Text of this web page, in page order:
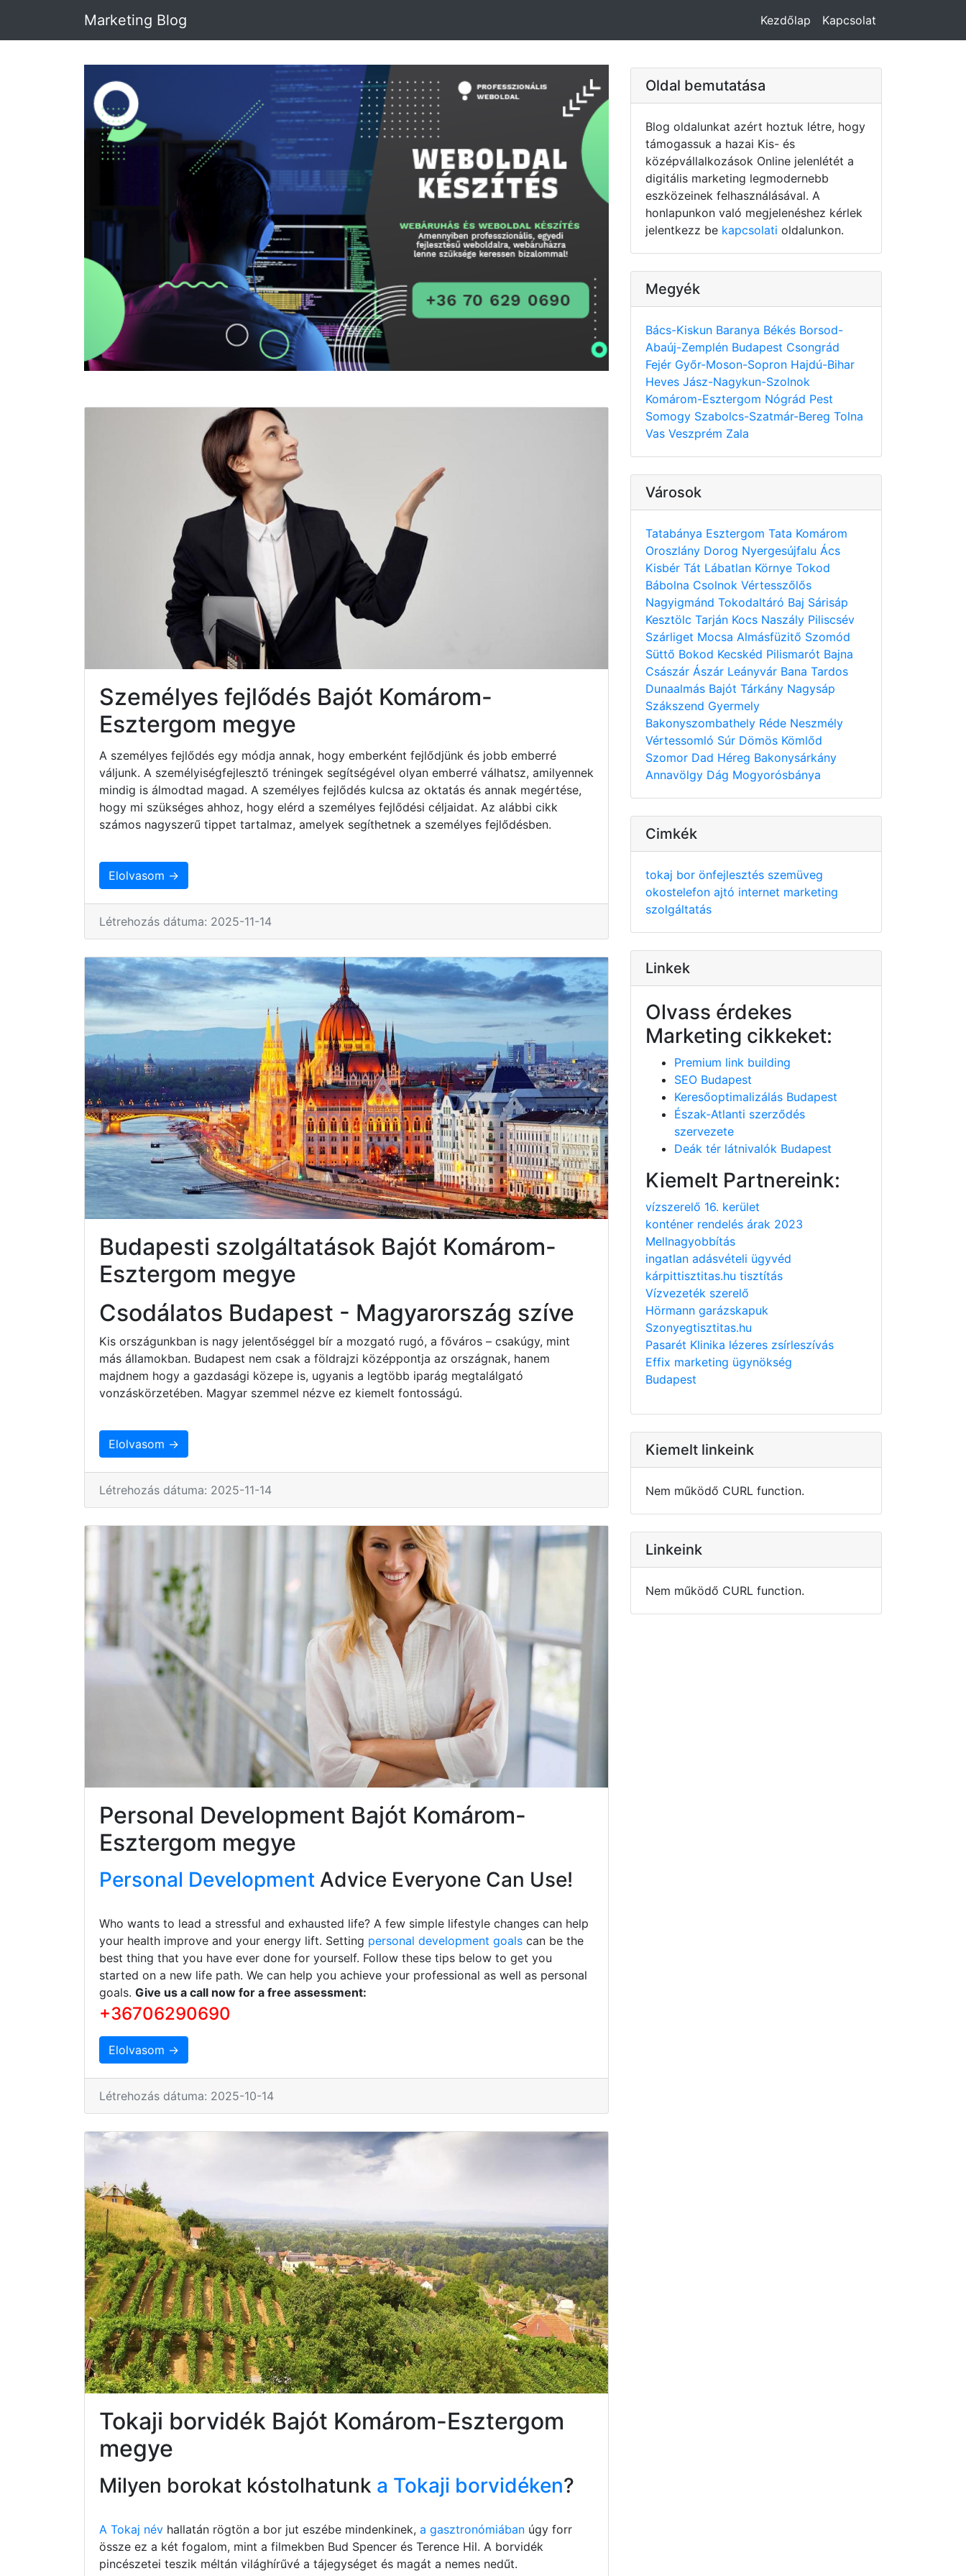
Marketing Blog Kezdőlap Kapcsolat
Személyes fejlődés Bajót Komárom-
Esztergom megye
A személyes fejlődés egy módja annak, hogy emberként fejlődjünk és jobb emberré
váljunk. A személyiségfejlesztő tréningek segítségével olyan emberré válhatsz, amilyennek
mindig is álmodtad magad. A személyes fejlődés kulcsa az oktatás és annak megértése,
hogy mi szükséges ahhoz, hogy elérd a személyes fejlődési céljaidat. Az alábbi cikk
számos nagyszerű tippet tartalmaz, amelyek segíthetnek a személyes fejlődésben.
Elolvasom →
Létrehozás dátuma: 2025-11-14
Budapesti szolgáltatások Bajót Komárom-
Esztergom megye
Csodálatos Budapest - Magyarország szíve
Kis országunkban is nagy jelentőséggel bír a mozgató rugó, a főváros – csakúgy, mint
más államokban. Budapest nem csak a földrajzi középpontja az országnak, hanem
majdnem hogy a gazdasági közepe is, ugyanis a legtöbb iparág megtalálgató
vonzáskörzetében. Magyar szemmel nézve ez kiemelt fontosságú.
Elolvasom →
Létrehozás dátuma: 2025-11-14
Personal Development Bajót Komárom-
Esztergom megye
Personal Development Advice Everyone Can Use!
Who wants to lead a stressful and exhausted life? A few simple lifestyle changes can help
your health improve and your energy lift. Setting personal development goals can be the
best thing that you have ever done for yourself. Follow these tips below to get you
started on a new life path. We can help you achieve your professional as well as personal
goals. Give us a call now for a free assessment:
+36706290690
Elolvasom →
Létrehozás dátuma: 2025-10-14
Tokaji borvidék Bajót Komárom-Esztergom
megye
Milyen borokat kóstolhatunk a Tokaji borvidéken?
A Tokaj név hallatán rögtön a bor jut eszébe mindenkinek, a gasztronómiában úgy forr
össze ez a két fogalom, mint a filmekben Bud Spencer és Terence Hil. A borvidék
pincészetei teszik méltán világhírűvé a tájegységet és magát a nemes nedűt.
Oldal bemutatása
Blog oldalunkat azért hoztuk létre, hogy
támogassuk a hazai Kis- és
középvállalkozások Online jelenlétét a
digitális marketing legmodernebb
eszközeinek felhasználásával. A
honlapunkon való megjelenéshez kérlek
jelentkezz be kapcsolati oldalunkon.
Megyék
Bács-Kiskun Baranya Békés Borsod-
Abaúj-Zemplén Budapest Csongrád
Fejér Győr-Moson-Sopron Hajdú-Bihar
Heves Jász-Nagykun-Szolnok
Komárom-Esztergom Nógrád Pest
Somogy Szabolcs-Szatmár-Bereg Tolna
Vas Veszprém Zala
Városok
Tatabánya Esztergom Tata Komárom
Oroszlány Dorog Nyergesújfalu Ács
Kisbér Tát Lábatlan Környe Tokod
Bábolna Csolnok Vértesszőlős
Nagyigmánd Tokodaltáró Baj Sárisáp
Kesztölc Tarján Kocs Naszály Piliscsév
Szárliget Mocsa Almásfüzitő Szomód
Süttő Bokod Kecskéd Pilismarót Bajna
Császár Ászár Leányvár Bana Tardos
Dunaalmás Bajót Tárkány Nagysáp
Szákszend Gyermely
Bakonyszombathely Réde Neszmély
Vértessomló Súr Dömös Kömlőd
Szomor Dad Héreg Bakonysárkány
Annavölgy Dág Mogyorósbánya
Cimkék
tokaj bor önfejlesztés szemüveg
okostelefon ajtó internet marketing
szolgáltatás
Linkek
Olvass érdekes
Marketing cikkeket:
Premium link building
SEO Budapest
Keresőoptimalizálás Budapest
Észak-Atlanti szerződés
szervezete
Deák tér látnivalók Budapest
Kiemelt Partnereink:
vízszerelő 16. kerület
konténer rendelés árak 2023
Mellnagyobbítás
ingatlan adásvételi ügyvéd
kárpittisztitas.hu tisztítás
Vízvezeték szerelő
Hörmann garázskapuk
Szonyegtisztitas.hu
Pasarét Klinika lézeres zsírleszívás
Effix marketing ügynökség
Budapest
Kiemelt linkeink
Nem működő CURL function.
Linkeink
Nem működő CURL function.